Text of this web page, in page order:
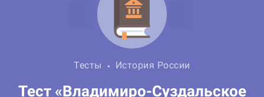
Тесты История России
Тест «Владимиро-Суздальское